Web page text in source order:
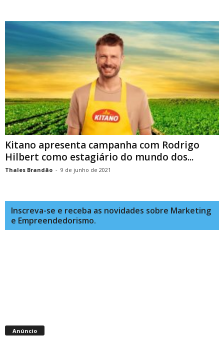
Kitano apresenta campanha com Rodrigo
Hilbert como estagiário do mundo dos...
Thales Brandão - 9 de junho de 2021
Inscreva-se e receba as novidades sobre Marketing
e Empreendedorismo.
Anúncio